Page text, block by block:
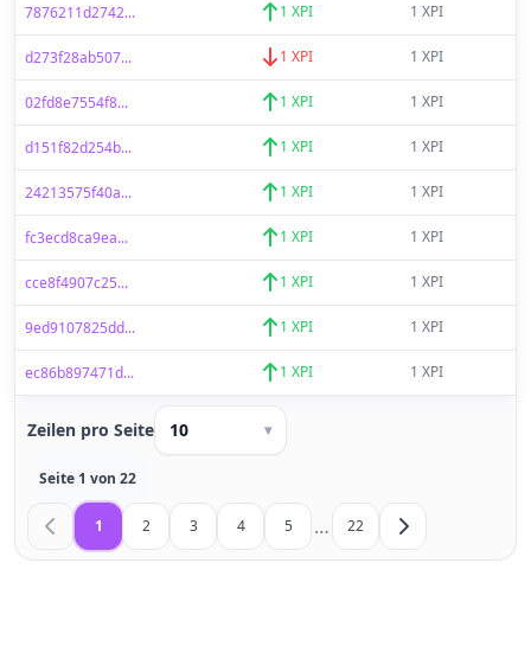
7876211d2742... 1 XPI 1 XPI
d273f28ab507... 1 XPI 1 XPI
02fd8e7554f8... 1 XPI 1 XPI
d151f82d254b... 1 XPI 1 XPI
24213575f40a... 1 XPI 1 XPI
fc3ecd8ca9ea... 1 XPI 1 XPI
cce8f4907c25... 1 XPI 1 XPI
9ed9107825dd... 1 XPI 1 XPI
ec86b897471d... 1 XPI 1 XPI
Zeilen pro Seite 10 ▾
Seite 1 von 22
1 2 3 4 5 … 22